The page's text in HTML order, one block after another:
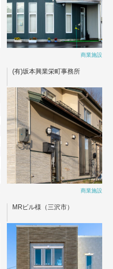
商業施設
(有)坂本興業栄町事務所
商業施設
MRビル様（三沢市）